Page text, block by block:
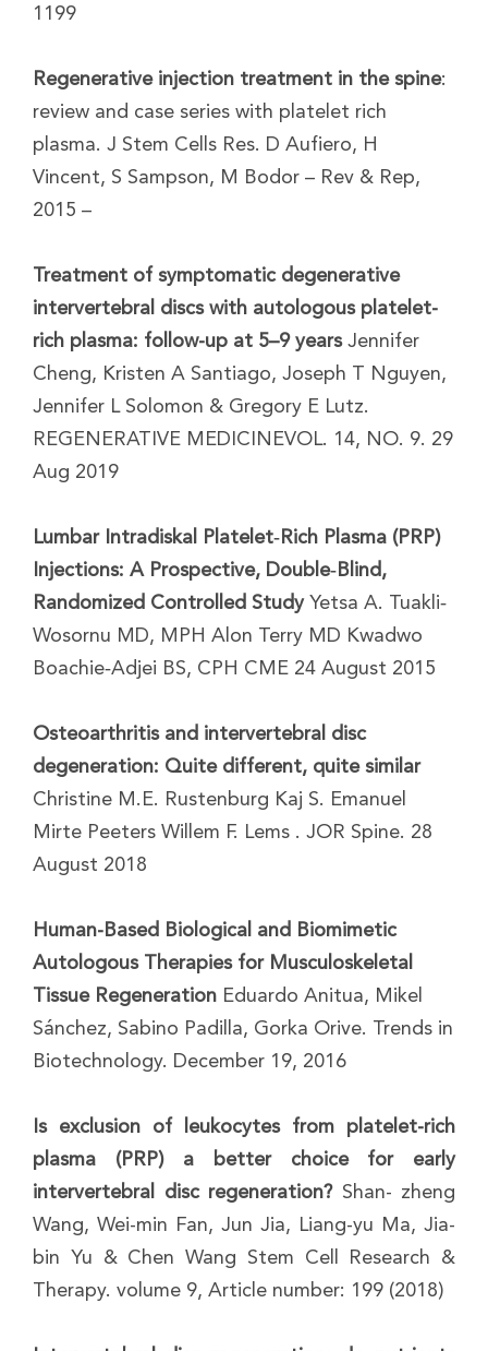
1199
Regenerative injection treatment in the spine:
review and case series with platelet rich
plasma. J Stem Cells Res. D Aufiero, H
Vincent, S Sampson, M Bodor – Rev & Rep,
2015 –
Treatment of symptomatic degenerative
intervertebral discs with autologous platelet-
rich plasma: follow-up at 5–9 yearsJennifer
Cheng, Kristen A Santiago, Joseph T Nguyen,
Jennifer L Solomon & Gregory E Lutz.
REGENERATIVE MEDICINEVOL. 14, NO. 9. 29
Aug 2019
Lumbar Intradiskal Platelet‐Rich Plasma (PRP)
Injections: A Prospective, Double‐Blind,
Randomized Controlled StudyYetsa A. Tuakli‐
Wosornu MD, MPH Alon Terry MD Kwadwo
Boachie‐Adjei BS, CPH CME 24 August 2015
Osteoarthritis and intervertebral disc
degeneration: Quite different, quite similar
Christine M.E. Rustenburg Kaj S. Emanuel
Mirte Peeters Willem F. Lems . JOR Spine. 28
August 2018
Human-Based Biological and Biomimetic
Autologous Therapies for Musculoskeletal
Tissue Regeneration Eduardo Anitua, Mikel
Sánchez, Sabino Padilla, Gorka Orive. Trends in
Biotechnology. December 19, 2016
Is exclusion of leukocytes from platelet-rich
plasma (PRP) a better choice for early
intervertebral disc regeneration?Shan- zheng
Wang, Wei-min Fan, Jun Jia, Liang-yu Ma, Jia-
bin Yu & Chen Wang Stem Cell Research &
Therapy. volume 9, Article number: 199 (2018)